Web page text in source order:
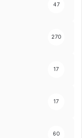
47
270
17
17
60